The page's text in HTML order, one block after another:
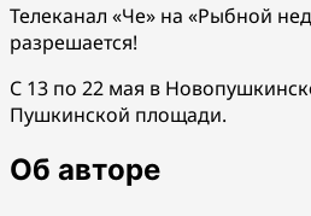
Телеканал «Че» на «Рыбной
разрешается!
С 13 по 22 мая в
Пушкинской площади.
Об авторе